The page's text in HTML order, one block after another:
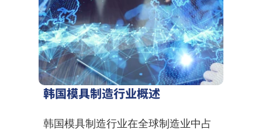
韩国模具制造行业概述
韩国模具制造行业在全球制造业中占